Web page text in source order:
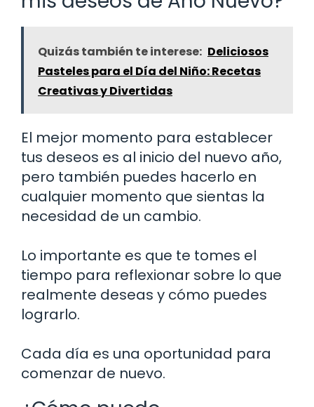
Quizás también te interese: Deliciosos
Pasteles para el Día del Niño: Recetas
Creativas y Divertidas
El mejor momento para establecer
tus deseos es al inicio del nuevo año,
pero también puedes hacerlo en
cualquier momento que sientas la
necesidad de un cambio.
Lo importante es que te tomes el
tiempo para reflexionar sobre lo que
realmente deseas y cómo puedes
lograrlo.
Cada día es una oportunidad para
comenzar de nuevo.